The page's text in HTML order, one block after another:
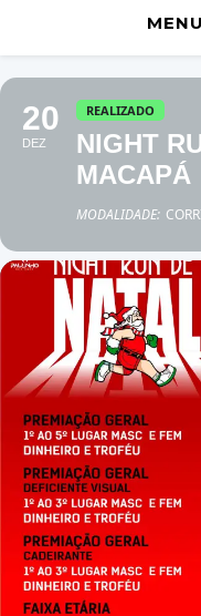
20
DEZ
REALIZADO
NIGHT
MACAPÁ
MODALIDADE: